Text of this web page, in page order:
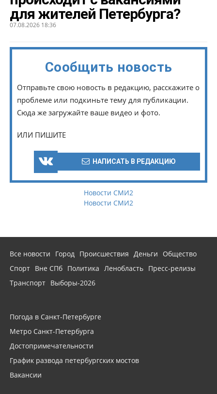
для жителей Петербурга?
07.08.2026 18:36
Сообщить новость
Отправьте свою новость в редакцию, расскажите о
проблеме или подкиньте тему для публикации.
Сюда же загружайте ваше видео и фото.
ИЛИ ПИШИТЕ
НАПИСАТЬ В РЕДАКЦИЮ
Новости СМИ2
Новости СМИ2
Все новости Город Происшествия Деньги
Общество
Спорт Вне СПб Политика Ленобласть Пресс-релизы
Транспорт Выборы-2026
Погода в Санкт-Петербурге
Метро Санкт-Петербурга
Достопримечательности
График развода петербургских мостов
Вакансии